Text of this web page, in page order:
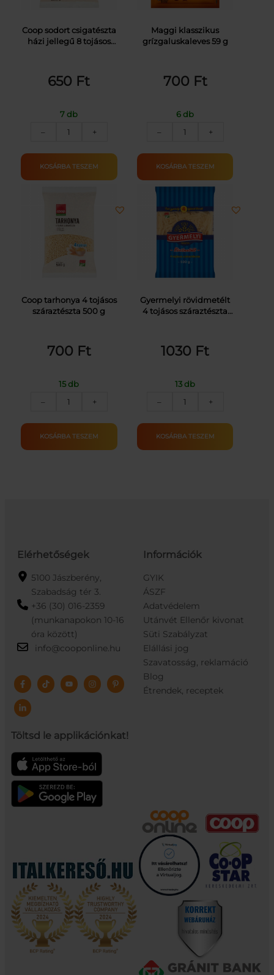
Coop sodort csigatészta
házi jellegű 8 tojásos
650 Ft
7 db
–
COOP
CSIGATÉSZTA
8T.HÁZ.JEL.
+
KOSÁRBA TESZEM
Maggi klasszikus
grízgaluskaleves 59 g
700 Ft
6 db
–
MAGGI
59G
mennyiség
+
KOSÁRBA TESZEM
Coop tarhonya 4 tojásos
száraztészta 500 g
700 Ft
15 db
–
COOP
TARHONYA
500G
+
KOSÁRBA TESZEM
Gyermelyi rövidmetélt
4 tojásos száraztészta
1030 Ft
13 db
–
GYERMELYI
4TOJ.RÖVIDMETÉLT
500G
+
KOSÁRBA TESZEM
Elérhetőségek
5100 Jászberény,
Szabadság tér 3.
+36 (30) 016-2359
(munkanapokon 10-16
óra között)
info@cooponline.hu
Töltsd le applikációnkat!
Információk
GYIK
ÁSZF
Adatvédelem
Utánvét Ellenőr kivonat
Süti Szabályzat
Elállási jog
Szavatosság, reklamáció
Blog
Étrendek, receptek